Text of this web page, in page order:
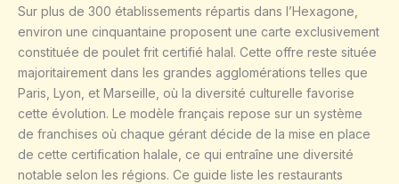
Sur plus de 300 établissements répartis dans l’Hexagone,
environ une cinquantaine proposent une carte exclusivement
constituée de poulet frit certifié halal. Cette offre reste située
majoritairement dans les grandes agglomérations telles que
Paris, Lyon, et Marseille, où la diversité culturelle favorise
cette évolution. Le modèle français repose sur un système
de franchises où chaque gérant décide de la mise en place
de cette certification halale, ce qui entraîne une diversité
notable selon les régions. Ce guide liste les restaurants